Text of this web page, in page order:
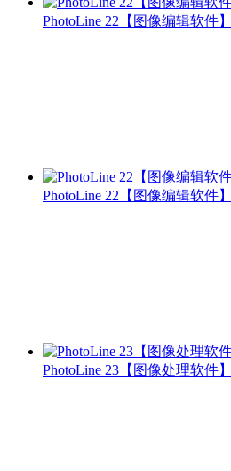
PhotoLine 22【图像编辑软件
PhotoLine 22【图像编辑软件
PhotoLine 23【图像处理软件